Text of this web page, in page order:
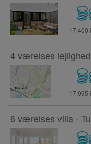
17.400
4 værelses
17.995
6 værelses villa -